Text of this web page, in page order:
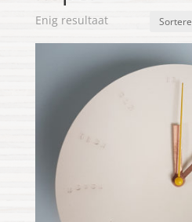
Enig resultaat